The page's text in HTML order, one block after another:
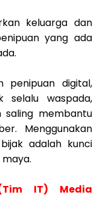
keluarga dan
yang ada
penipuan digital,
selalu waspada,
saling membantu
Menggunakan
adalah kunci
IT) Media